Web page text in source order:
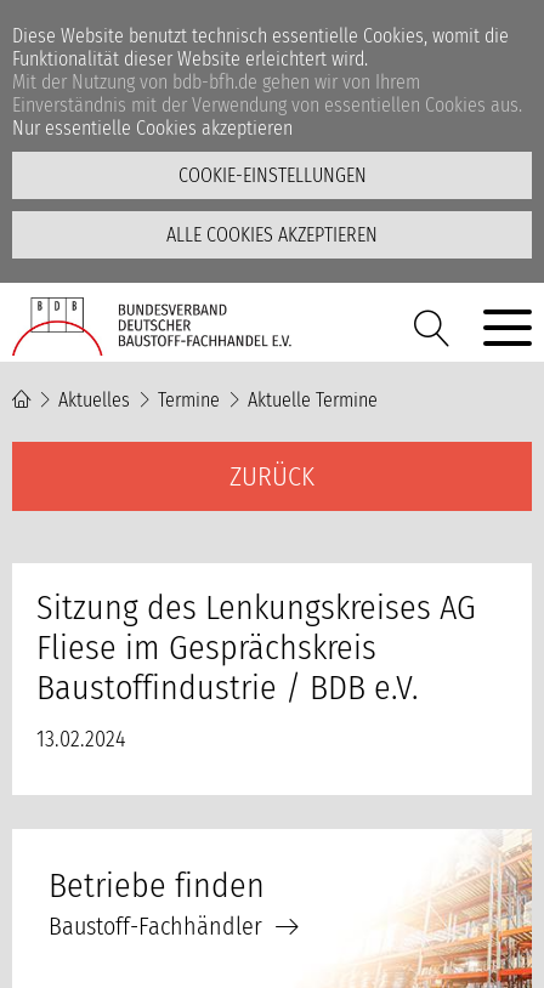
Diese Website benutzt technisch essentielle Cookies, womit die
Funktionalität dieser Website erleichtert wird.
Mit der Nutzung von bdb-bfh.de gehen wir von Ihrem
Einverständnis mit der Verwendung von essentiellen Cookies aus.
Nur essentielle Cookies akzeptieren
COOKIE-EINSTELLUNGEN
ALLE COOKIES AKZEPTIEREN
Aktuelles Termine Aktuelle Termine
Sitzung des Lenkungskreises AG
Fliese im Gesprächskreis
Baustoffindustrie / BDB e.V.
13.02.2024
Betriebe finden
Baustoff-Fachhändler
ZURÜCK